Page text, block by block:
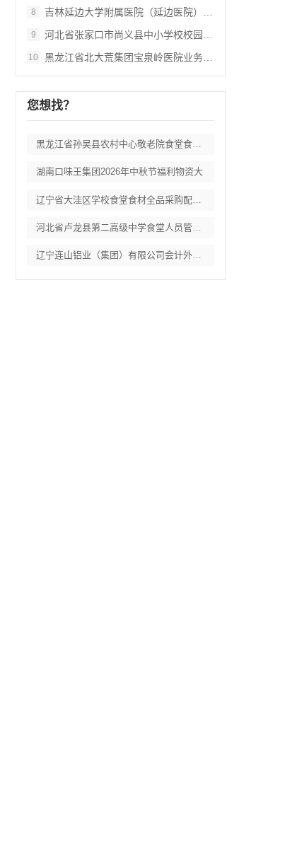
8 吉林延边大学附属医院（延边医院）中药配方
9 河北省张家口市尚义县中小学校校园餐食材集
10 黑龙江省北大荒集团宝泉岭医院业务应用系统
您想找？
黑龙江省孙吴县农村中心敬老院食堂食材采购
湖南口味王集团2026年中秋节福利物资大
河北省卢龙县第二高级中学食堂人员管理服务
辽宁连山铝业（集团）有限公司会计外包服务